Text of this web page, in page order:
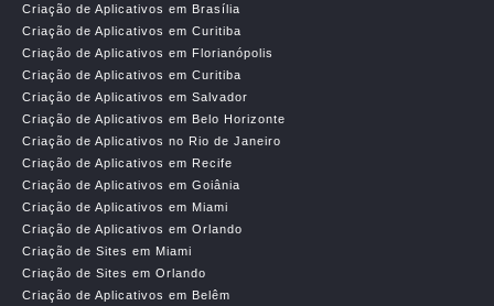
Criação de Aplicativos em Brasília
Criação de Aplicativos em Curitiba
Criação de Aplicativos em Florianópolis
Criação de Aplicativos em Curitiba
Criação de Aplicativos em Salvador
Criação de Aplicativos em Belo Horizonte
Criação de Aplicativos no Rio de Janeiro
Criação de Aplicativos em Recife
Criação de Aplicativos em Goiânia
Criação de Aplicativos em Miami
Criação de Aplicativos em Orlando
Criação de Sites em Miami
Criação de Sites em Orlando
Criação de Aplicativos em Belêm